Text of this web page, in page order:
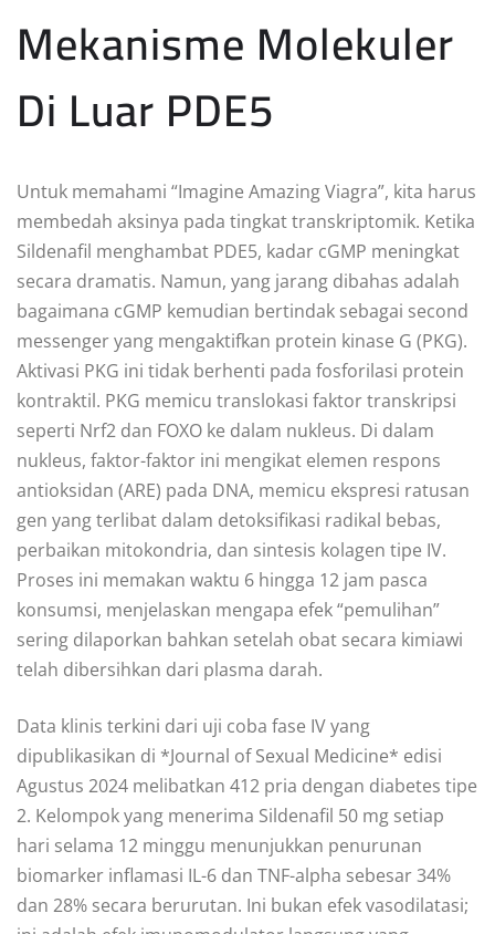
Mekanisme Molekuler
Di Luar PDE5
Untuk memahami “Imagine Amazing Viagra”, kita harus
membedah aksinya pada tingkat transkriptomik. Ketika
Sildenafil menghambat PDE5, kadar cGMP meningkat
secara dramatis. Namun, yang jarang dibahas adalah
bagaimana cGMP kemudian bertindak sebagai second
messenger yang mengaktifkan protein kinase G (PKG).
Aktivasi PKG ini tidak berhenti pada fosforilasi protein
kontraktil. PKG memicu translokasi faktor transkripsi
seperti Nrf2 dan FOXO ke dalam nukleus. Di dalam
nukleus, faktor-faktor ini mengikat elemen respons
antioksidan (ARE) pada DNA, memicu ekspresi ratusan
gen yang terlibat dalam detoksifikasi radikal bebas,
perbaikan mitokondria, dan sintesis kolagen tipe IV.
Proses ini memakan waktu 6 hingga 12 jam pasca
konsumsi, menjelaskan mengapa efek “pemulihan”
sering dilaporkan bahkan setelah obat secara kimiawi
telah dibersihkan dari plasma darah.
Data klinis terkini dari uji coba fase IV yang
dipublikasikan di *Journal of Sexual Medicine* edisi
Agustus 2024 melibatkan 412 pria dengan diabetes tipe
2. Kelompok yang menerima Sildenafil 50 mg setiap
hari selama 12 minggu menunjukkan penurunan
biomarker inflamasi IL-6 dan TNF-alpha sebesar 34%
dan 28% secara berurutan. Ini bukan efek vasodilatasi;